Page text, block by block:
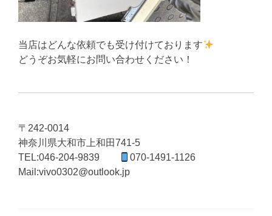
当店はどんな依頼でも受け付けております
どうぞお気軽にお問い合わせください！
〒242-0014
神奈川県大和市上和田741-5
TEL:046-204-9839
070-1491-1126
Mail:vivo0302@outlook.jp